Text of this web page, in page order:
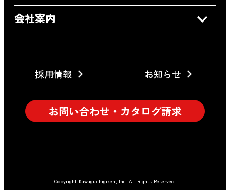
会社案内
採用情報 お知らせ
お問い合わせ・カタログ請求
Copyright Kawaguchigiken, Inc. All Rights Reserved.